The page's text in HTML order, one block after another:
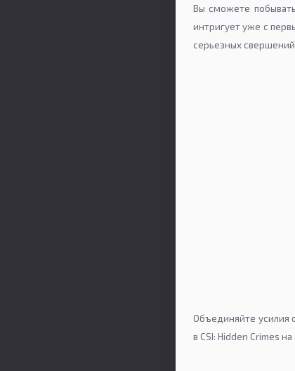
Вы сможете
интригует уже с
серьезных
Объединяйте усилия
в CSI: Hidden Crimes